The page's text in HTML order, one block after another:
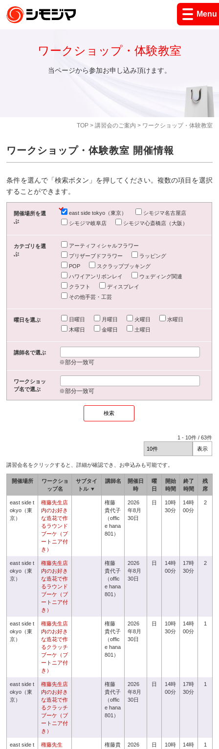
Menu
TOP> 講習会のご案内 > ワークショップ・体験教室
ワークショップ・体験教室
当ページから参加お申し込み頂けます。
ワークショップ・体験教室 開催情報
条件を選んで「検索ボタン」を押してください。複数の項目を選択
することができます。
開催場所を選
ぶ
east side tokyo（東京）
シモジマ名古屋店
シモジマ岐阜店
シモジマ心斎橋店（大阪）
カテゴリを選
ぶ
アーティフィシャルフラワー
プリザーブドフラワー
ラッピング
POP
スクラップブッキング
ハワイアンリボンレイ
ウェディング関連
クラフト
ディスプレイ
その他手芸・工芸
曜日を選ぶ 日曜日 月曜日 火曜日
水曜日
木曜日
金曜日 土曜日
講師名で選ぶ
※部分一致可
ワークショッ
プ名で選ぶ
※部分一致可
1 - 10件 /63件
講習会名をクリックすると、詳細が確認でき、お申込みも可能です。
開催場所
ワークショ
ップ名
サブタイ
トル ▼
講師名
開催日
時
曜
日
開始
時間
終了
時間
残
席
east side t
okyo（東
京）
権藤先生店
内のお好き
な造花で作
るラウンド
ブーケ（ブ
ートニア付
き）
権藤
貴代子
（offic
e hana
801）
2026
年8月
30日
日
10時
30分
14時
00分
2
east side t
okyo（東
京）
権藤先生店
内のお好き
な造花で作
るラウンド
ブーケ（ブ
ートニア付
き）
権藤
貴代子
（offic
e hana
801）
2026
年8月
30日
日
14時
00分
17時
30分
2
east side t
okyo（東
京）
権藤先生店
内のお好き
な造花で作
るクラッチ
ブーケ（ブ
ートニア付
き）
権藤
貴代子
（offic
e hana
801）
2026
年8月
30日
日
10時
30分
14時
00分
1
east side t
okyo（東
京）
権藤先生店
内のお好き
な造花で作
るクラッチ
ブーケ（ブ
ートニア付
き）
権藤
貴代子
（offic
e hana
801）
2026
年8月
30日
日
14時
00分
17時
30分
1
east side t
権藤先生
権藤貴
2026
日
10時
14時
1